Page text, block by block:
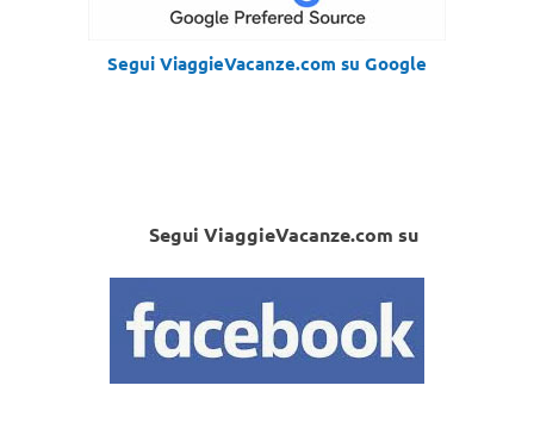
Segui ViaggieVacanze.com su Google
Segui ViaggieVacanze.com su